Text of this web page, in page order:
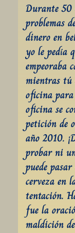
Durante 50
problemas
dinero en
yo le pedía
empeoraba
mientras tú
oficina
oficina se
petición de
año 2010.
probar ni
puede
cerveza en
tentación.
fue la
maldición